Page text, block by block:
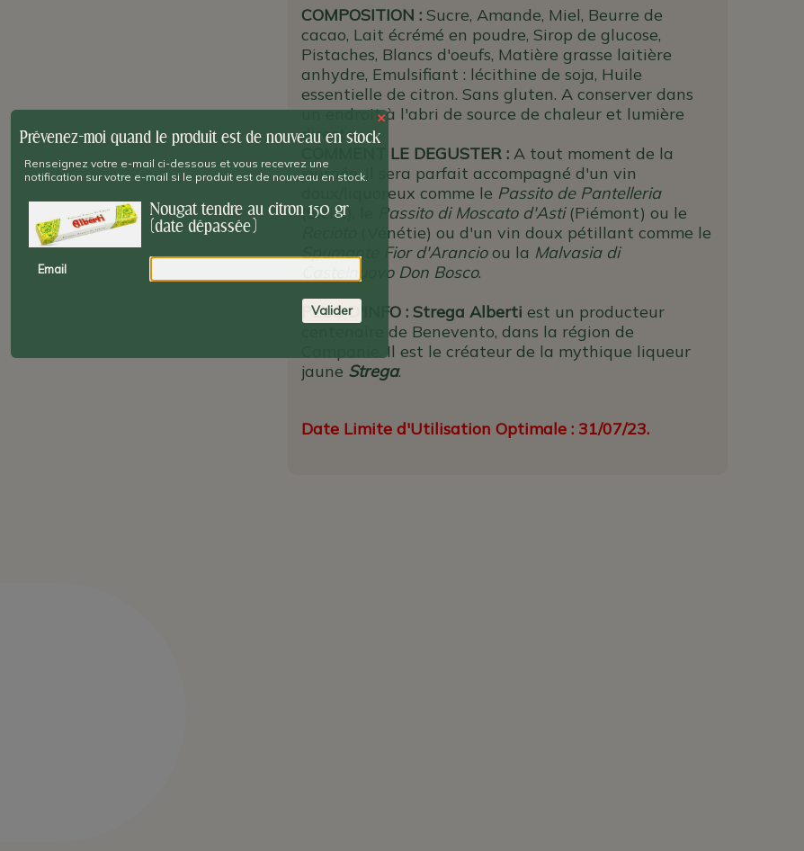
COMPOSITION :Sucre, Amande, Miel, Beurre de
cacao, Lait écrémé en poudre, Sirop de glucose,
Pistaches, Blancs d'oeufs, Matière grasse laitière
anhydre, Emulsifiant : lécithine de soja, Huile
essentielle de citron. Sans gluten. A conserver dans
un endroit à l'abri de source de chaleur et lumière
directe.
COMMENT LE DEGUSTER : A tout moment de la
journée. Il sera parfait accompagné d'un vin
doux/liquoreux comme le Passito de Pantelleria
(Sicile), le
Passito di Moscato d'Asti(Piémont) ou le
(Vénétie) ou d'un vin doux pétillant comme le
Spumante Fior d'Arancioou la Malvasia di
Castelnuovo Don Bosco.
PLUS D'INFO : Strega Alberti est un producteur
centenaire de Benevento, dans la région de
Campanie. Il est le créateur de la mythique liqueur
jaune Strega.
Date Limite d'Utilisation Optimale : 31/07/23.
×
Prévenez-moi quand le produit est de nouveau en stock
Renseignez votre e-mail ci-dessous et vous recevrez une
notification sur votre e-mail si le produit est de nouveau en stock.
Nougat tendre au citron 150 gr
(date dépassée)
Email
Valider